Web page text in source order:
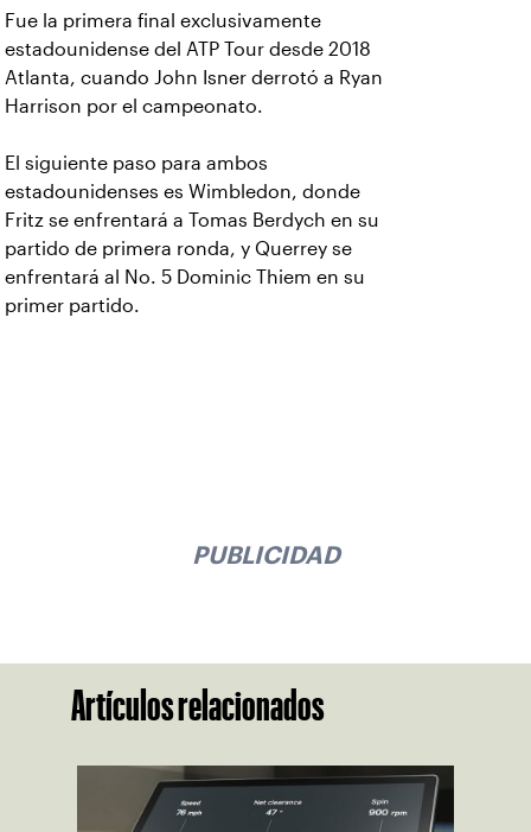
Fue la primera final exclusivamente
estadounidense del ATP Tour desde 2018
Atlanta, cuando John Isner derrotó a Ryan
Harrison por el campeonato.
El siguiente paso para ambos
estadounidenses es Wimbledon, donde
Fritz se enfrentará a Tomas Berdych en su
partido de primera ronda, y Querrey se
enfrentará al No. 5 Dominic Thiem en su
primer partido.
PUBLICIDAD
Artículos relacionados